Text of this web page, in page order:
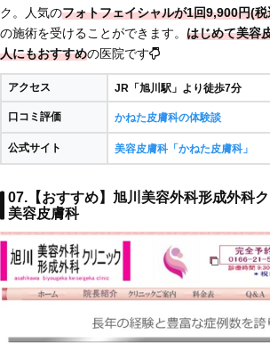
ク。人気のフォトフェイシャルが1回9,900円(税
の施術を受けることができます。 はじめて美容
人にもおすすめの医院です
アクセス JR「旭川駅」より徒歩7分
口コミ評価 かねた皮膚科の体験談
公式サイト 美容皮膚科「かねた皮膚科」
07.【おすすめ】旭川美容外科形成外科
美容皮膚科